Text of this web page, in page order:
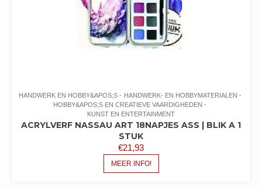
HANDWERK EN HOBBY&APOS;S
HANDWERK- EN HOBBYMATERIALEN
HOBBY&APOS;S EN CREATIEVE VAARDIGHEDEN
KUNST EN ENTERTAINMENT
ACRYLVERF NASSAU ART 18NAPJES ASS | BLIK A 1
STUK
€21,93
MEER INFO!